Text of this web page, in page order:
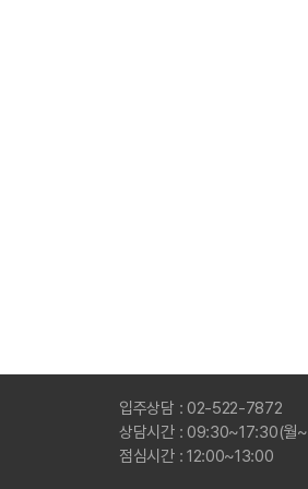
입주상담 : 02-522-7872
상담시간 : 09:30~17:30(월
점심시간 : 12:00~13:00